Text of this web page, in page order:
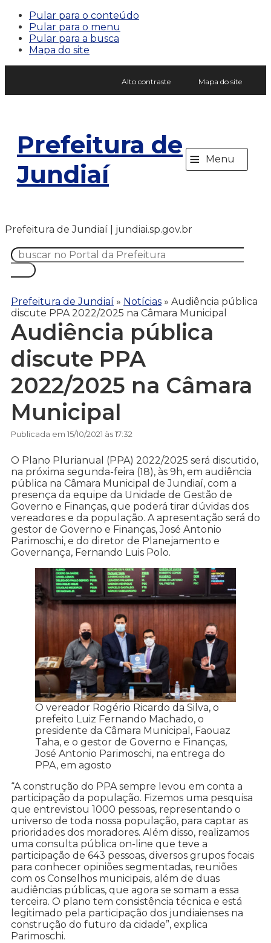
Pular para o conteúdo
Pular para o menu
Pular para a busca
Mapa do site
Alto contraste Mapa do site
Prefeitura de
Jundiaí
≡ Menu
Prefeitura de Jundiaí | jundiai.sp.gov.br
Prefeitura de Jundiaí » Notícias » Audiência pública
discute PPA 2022/2025 na Câmara Municipal
Audiência pública
discute PPA
2022/2025 na Câmara
Municipal
Publicada em 15/10/2021 às 17:32
O Plano Plurianual (PPA) 2022/2025 será discutido,
na próxima segunda-feira (18), às 9h, em audiência
pública na Câmara Municipal de Jundiaí, com a
presença da equipe da Unidade de Gestão de
Governo e Finanças, que poderá tirar dúvidas dos
vereadores e da população. A apresentação será do
gestor de Governo e Finanças, José Antonio
Parimoschi, e do diretor de Planejamento e
Governança, Fernando Luis Polo.
O vereador Rogério Ricardo da Silva, o
prefeito Luiz Fernando Machado, o
presidente da Câmara Municipal, Faouaz
Taha, e o gestor de Governo e Finanças,
José Antonio Parimoschi, na entrega do
PPA, em agosto
“A construção do PPA sempre levou em conta a
participação da população. Fizemos uma pesquisa
que entrevistou 1000 pessoas, representando o
universo de toda nossa população, para captar as
prioridades dos moradores. Além disso, realizamos
uma consulta pública on-line que teve a
participação de 643 pessoas, diversos grupos focais
para conhecer opiniões segmentadas, reuniões
com os Conselhos municipais, além de duas
audiências públicas, que agora se somam a essa
terceira. O plano tem consistência técnica e está
legitimado pela participação dos jundiaienses na
construção do futuro da cidade”, explica
Parimoschi.